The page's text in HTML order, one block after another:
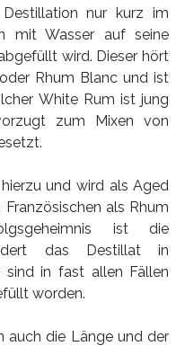
nur kurz im
mit Wasser auf seine
wird. Dieser hört
Rhum Blanc und ist
White Rum ist jung
zum Mixen von
und wird als Aged
als Rhum
ist die
das Destillat in
sind in fast allen Fällen
worden.
auch die Länge und der